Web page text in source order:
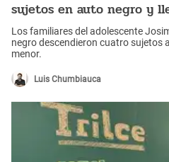
sujetos en auto negro y
Los familiares del adolescente
negro descendieron cuatro sujetos
menor.
Luis Chumbiauca